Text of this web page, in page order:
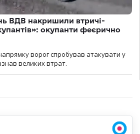
ВДВ накришили втричі-
окупанти феєрично
ворог спробував атакувати у
великих втрат.